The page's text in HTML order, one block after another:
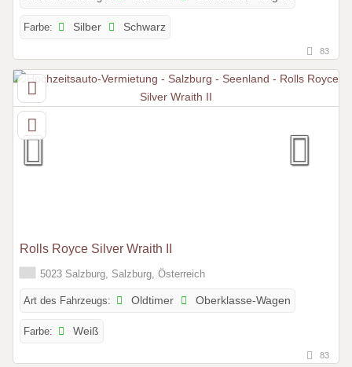
Farbe: Silber Schwarz
83
Rolls Royce Silver Wraith II
5023 Salzburg, Salzburg, Österreich
Art des Fahrzeugs: Oldtimer Oberklasse-Wagen
Farbe: Weiß
83